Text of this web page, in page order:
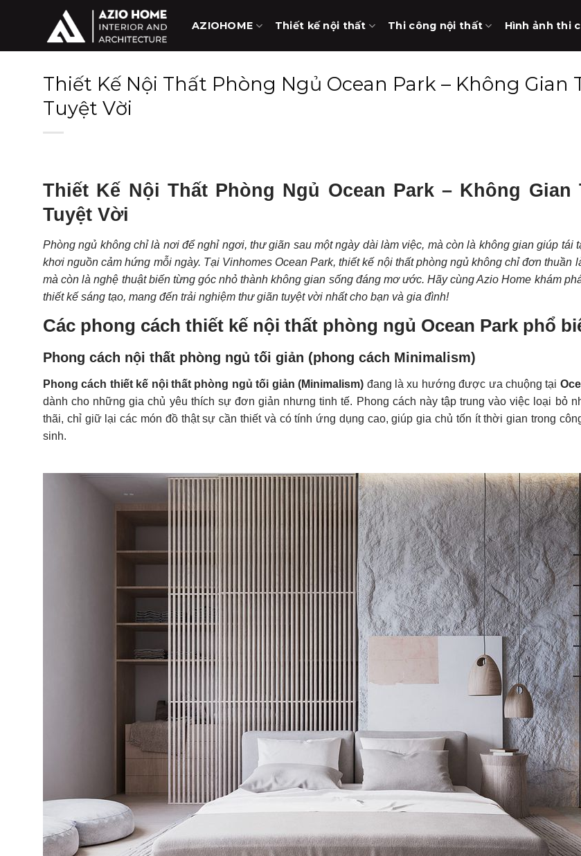
AZIOHOME Thiết kế nội thất Thi công nội thất Hình ảnh thi
Thiết Kế Nội Thất Phòng Ngủ Ocean Park – Không Gian
Tuyệt Vời
Thiết Kế Nội Thất Phòng Ngủ Ocean Park – Không Gian
Tuyệt Vời
Phòng ngủ không chỉ là nơi để nghỉ ngơi, thư giãn sau một ngày dài làm việc, mà còn là không gian giúp tái
khơi nguồn cảm hứng mỗi ngày. Tại Vinhomes Ocean Park, thiết kế nội thất phòng ngủ không chỉ đơn thuần
mà còn là nghệ thuật biến từng góc nhỏ thành không gian sống đáng mơ ước. Hãy cùng Azio Home khám
thiết kế sáng tạo, mang đến trải nghiệm thư giãn tuyệt vời nhất cho bạn và gia đình!
Các phong cách thiết kế nội thất phòng ngủ Ocean Park phổ
Phong cách nội thất phòng ngủ tối giản (phong cách Minimalism)
Phong cách thiết kế nội thất phòng ngủ tối giản (Minimalism) đang là xu hướng được ưa chuộng tại
dành cho những gia chủ yêu thích sự đơn giản nhưng tinh tế. Phong cách này tập trung vào việc loại bỏ
thãi, chỉ giữ lại các món đồ thật sự cần thiết và có tính ứng dụng cao, giúp gia chủ tốn ít thời gian trong
sinh.